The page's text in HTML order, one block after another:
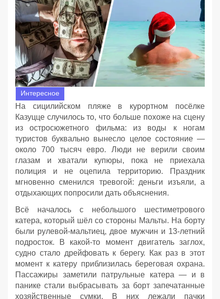
Интересное
На сицилийском пляже в курортном посёлке
Казуцце случилось то, что больше похоже на сцену
из остросюжетного фильма: из воды к ногам
туристов буквально вынесло целое состояние —
около 700 тысяч евро. Люди не верили своим
глазам и хватали купюры, пока не приехала
полиция и не оцепила территорию. Праздник
мгновенно сменился тревогой: деньги изъяли, а
отдыхающих попросили дать объяснения.
Всё началось с небольшого шестиметрового
катера, который шёл со стороны Мальты. На борту
были рулевой‑мальтиец, двое мужчин и 13‑летний
подросток. В какой‑то момент двигатель заглох,
судно стало дрейфовать к берегу. Как раз в этот
момент к катеру приблизилась береговая охрана.
Пассажиры заметили патрульные катера — и в
панике стали выбрасывать за борт запечатанные
хозяйственные сумки. В них лежали пачки